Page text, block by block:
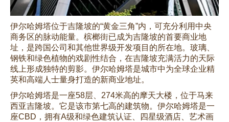
伊尔哈姆塔位于吉隆坡的“黄金三角”内，可充分利用中央
商务区的脉动能量。槟榔街已成为吉隆坡的首要商业地
址，是跨国公司和其他世界级开发项目的所在地。玻璃、
钢铁和绿色植物的戏剧性结合，在吉隆坡充满活力的天际
线上形成独特的剪影。伊尔哈姆塔是城市中为全球企业精
英和高端人士量身打造的新商业地址。
伊尔哈姆塔是一座58层、274米高的摩天大楼，位于马来
西亚吉隆坡。它是该市第七高的建筑物。伊尔哈姆塔是一
座CBD，拥有A级和绿色建筑认证、四星级酒店、艺术画